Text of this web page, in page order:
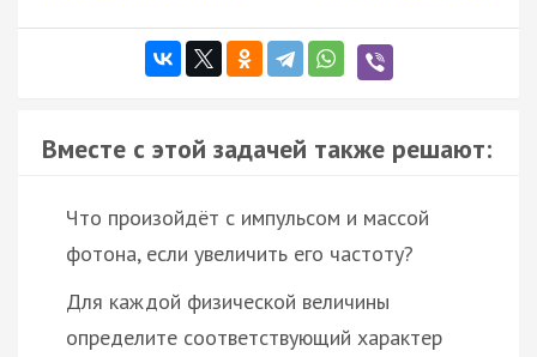
Вместе с этой задачей также решают:
Что произойдёт с импульсом и массой
фотона, если увеличить его частоту?
Для каждой физической величины
определите соответствующий характер